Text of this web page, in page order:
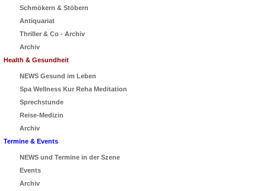
Schmökern & Stöbern
Antiquariat
Thriller & Co - Archiv
Archiv
Health & Gesundheit
NEWS Gesund im Leben
Spa Wellness Kur Reha Meditation
Sprechstunde
Reise-Medizin
Archiv
Termine & Events
NEWS und Termine in der Szene
Events
Archiv